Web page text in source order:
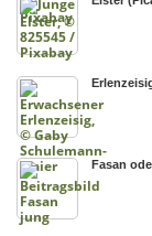
Fasan